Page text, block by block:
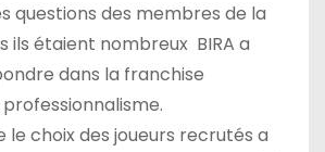
questions des membres de la
ils étaient nombreux BIRA a
dans la franchise
le choix des joueurs recrutés a